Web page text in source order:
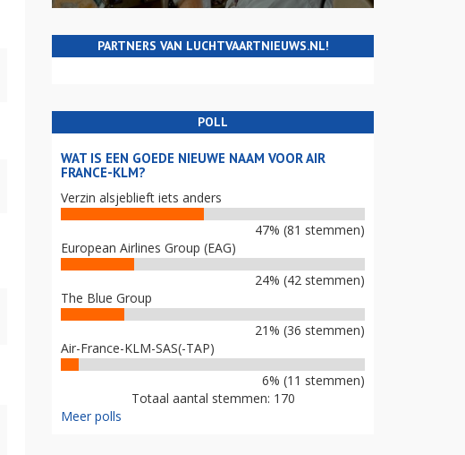
PARTNERS VAN LUCHTVAARTNIEUWS.NL!
POLL
WAT IS EEN GOEDE NIEUWE NAAM VOOR AIR
FRANCE-KLM?
Verzin alsjeblieft iets anders
47% (81 stemmen)
European Airlines Group (EAG)
24% (42 stemmen)
The Blue Group
21% (36 stemmen)
Air-France-KLM-SAS(-TAP)
6% (11 stemmen)
Totaal aantal stemmen: 170
Meer polls